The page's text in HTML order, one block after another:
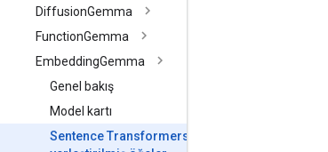
DiffusionGemma
FunctionGemma
EmbeddingGemma
Genel bakış
Model kartı
Sentence Transformers ile